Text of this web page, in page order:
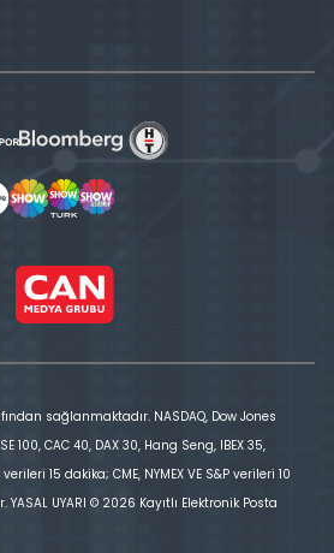
sağlanmaktadır. NASDAQ, Dow Jones
100, CAC 40, DAX 30, Hang Seng, IBEX 35,
15 dakika; CME, NYMEX VE S&P verileri 10
UYARI © 2026 Kayıtlı Elektronik Posta